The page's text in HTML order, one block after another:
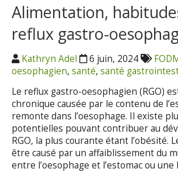
Alimentation,
reflux gastro-
Kathryn Adel 6 juin, 2024
oesophagien, santé, santé
Le reflux gastro-oesophagien (RGO)
chronique causée par le contenu de
remonte dans l’oesophage. Il existe
potentielles pouvant contribuer au
RGO, la plus courante étant l’obésité.
être causé par un affaiblissement du
entre l’oesophage et l’estomac ou